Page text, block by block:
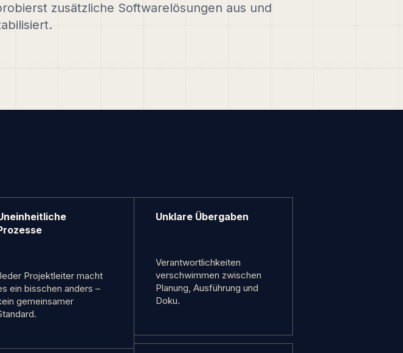
zusätzliche Softwarelösungen aus und
Projektleiter macht
ein bisschen anders –
gemeinsamer
Unklare Übergaben
Verantwortlichkeiten
verschwimmen zwischen
Planung, Ausführung und
Doku.